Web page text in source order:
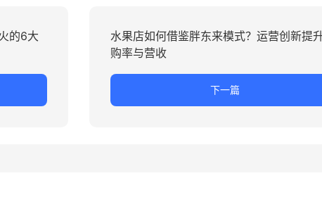
的6大
水果店如何借鉴胖东来模式？运营创新提
购率与营收
下一篇